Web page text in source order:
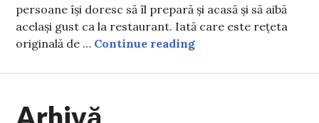
persoane își doresc să îl prepară și acasă și să aibă
același gust ca la restaurant. Iată care este rețeta
originală de … Continue readingRețeta originală de
Arhivă